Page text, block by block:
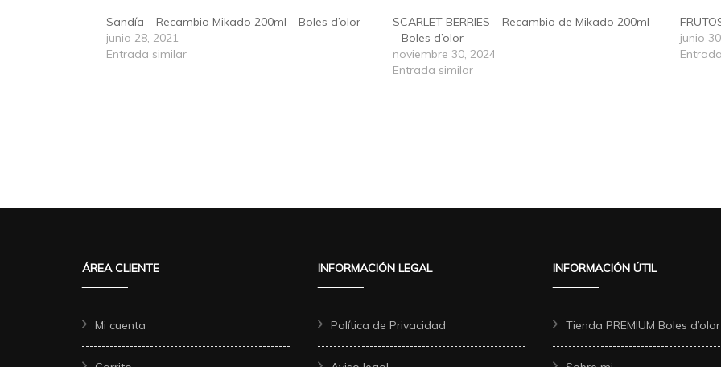
Sandía – Recambio Mikado 200ml – Boles d’olor
junio 28, 2021
Entrada similar
SCARLET BERRIES – Recambio de Mikado 200ml
– Boles d’olor
noviembre 30, 2024
Entrada similar
junio
ÁREA CLIENTE
Mi cuenta
INFORMACIÓN LEGAL
Política de Privacidad
INFORMACIÓN ÚTIL
Tienda PREMIUM Boles d’olor